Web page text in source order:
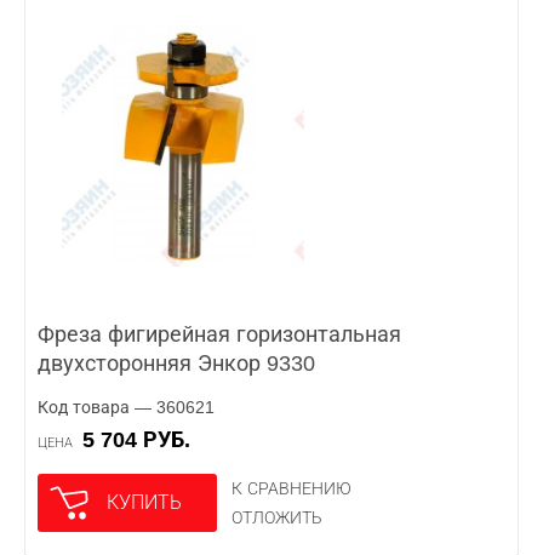
Фреза фигирейная горизонтальная
двухсторонняя Энкор 9330
Код товара — 360621
ЦЕНА 5 704 РУБ.
КУПИТЬ
К СРАВНЕНИЮ
ОТЛОЖИТЬ